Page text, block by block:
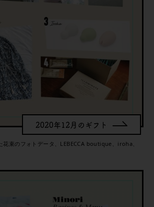
2020年12月のギフト
花束のフォトデータ、LEBECCA boutique、iroha、